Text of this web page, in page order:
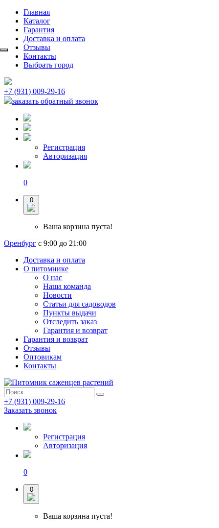
Главная
Каталог
Гарантия
Доставка и оплата
Отзывы
Контакты
Выбрать город
+7 (931) 009-29-16
заказать обратный звонок
Регистрация
Авторизация
0
0
Ваша корзина пуста!
Оренбург с 9:00 до 21:00
Доставка и оплата
О питомнике
О нас
Наша команда
Новости
Статьи для садоводов
Пункты выдачи
Отследить заказ
Гарантия и возврат
Гарантия и возврат
Отзывы
Оптовикам
Контакты
+7 (931) 009-29-16
Заказать звонок
Регистрация
Авторизация
0
0
Ваша корзина пуста!